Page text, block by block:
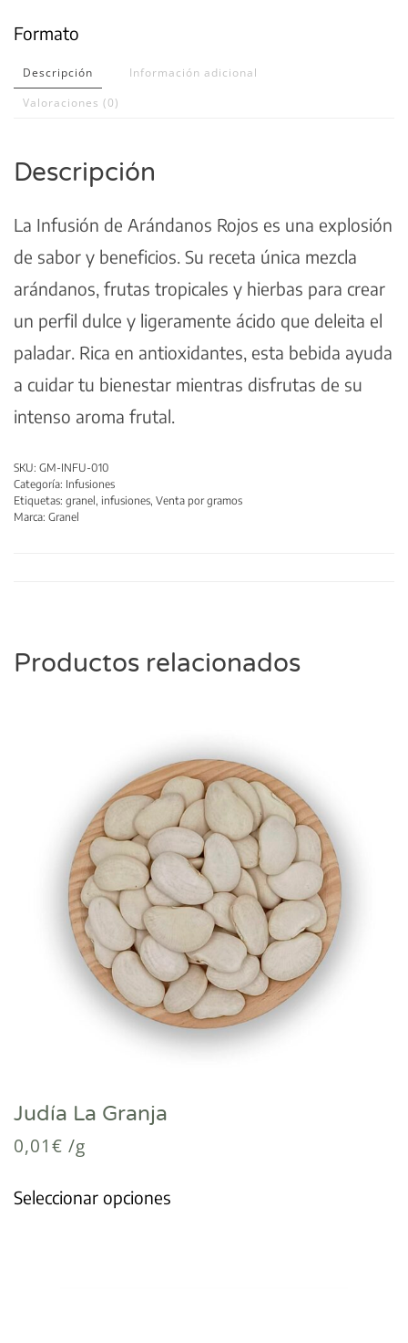
Formato
Descripción
Información adicional
Valoraciones (0)
Descripción
La Infusión de Arándanos Rojos es una explosión
de sabor y beneficios. Su receta única mezcla
arándanos, frutas tropicales y hierbas para crear
un perfil dulce y ligeramente ácido que deleita el
paladar. Rica en antioxidantes, esta bebida ayuda
a cuidar tu bienestar mientras disfrutas de su
intenso aroma frutal.
SKU: GM-INFU-010
Categoría: Infusiones
Etiquetas: granel, infusiones, Venta por gramos
Marca: Granel
Productos relacionados
Judía La Granja
0,01€ /g
Seleccionar opciones